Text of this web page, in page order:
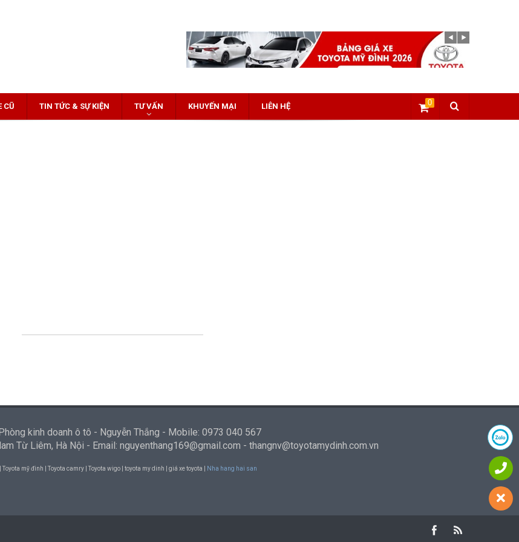
CŨ TIN TỨC & SỰ KIỆN TƯ VẤN KHUYẾN MẠI LIÊN HỆ 0
kinh doanh ô tô - Nguyễn Thắng - Mobile: 0973 040 567
Từ Liêm, Hà Nội - Email: nguyenthang169@gmail.com - thangnv@toyotamydinh.com.vn
Toyota mỹ đình | Toyota camry | Toyota wigo | toyota my dinh | giá xe toyota | Nha hang hai san